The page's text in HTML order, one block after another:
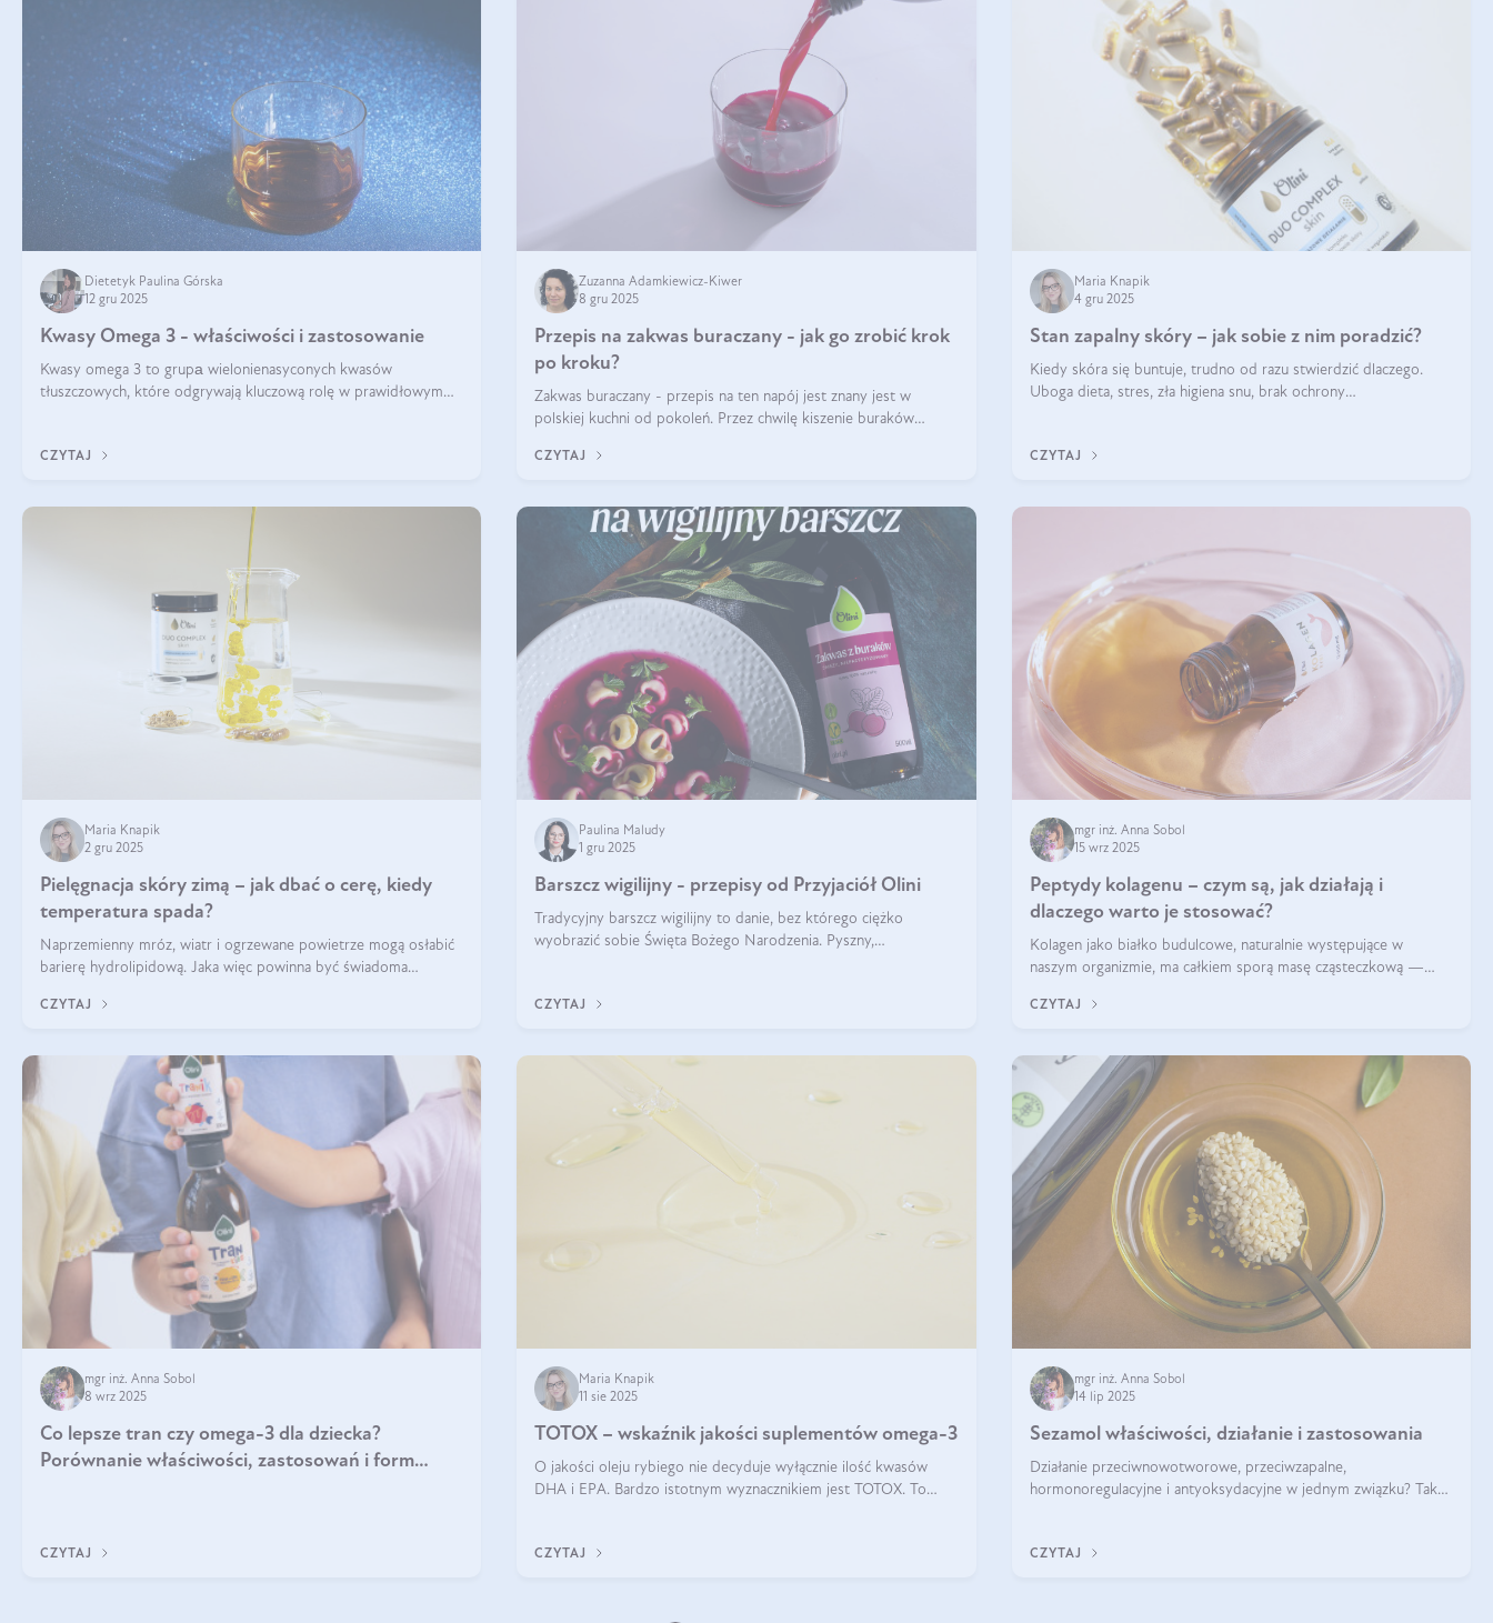
Dietetyk Paulina Górska
12 gru 2025
Kwasy Omega 3 - właściwości i zastosowanie
Kwasy omega 3 to grupа wielonienasyconych kwasów
tłuszczowych, które odgrywają kluczową rolę w prawidłowym
CZYTAJ
Zuzanna Adamkiewicz-Kiwer
8 gru 2025
Przepis na zakwas buraczany - jak go zrobić krok
po kroku?
Zakwas buraczany - przepis na ten napój jest znany jest w
polskiej kuchni od pokoleń. Przez chwilę kiszenie buraków
na fali popularności na
CZYTAJ
Maria Knapik
4 gru 2025
Stan zapalny skóry – jak sobie z nim poradzić?
Kiedy skóra się buntuje, trudno od razu stwierdzić dlaczego.
Uboga dieta, stres, zła higiena snu, brak ochrony
CZYTAJ
Maria Knapik
2 gru 2025
Pielęgnacja skóry zimą – jak dbać o cerę, kiedy
temperatura spada?
Naprzemienny mróz, wiatr i ogrzewane powietrze mogą osłabić
barierę hydrolipidową. Jaka więc powinna być świadoma
CZYTAJ
Paulina Maludy
1 gru 2025
Barszcz wigilijny - przepisy od Przyjaciół Olini
Tradycyjny barszcz wigilijny to danie, bez którego ciężko
wyobrazić sobie Święta Bożego Narodzenia. Pyszny,
CZYTAJ
mgr inż. Anna Sobol
15 wrz 2025
Peptydy kolagenu – czym są, jak działają i
dlaczego warto je stosować?
Kolagen jako białko budulcowe, naturalnie występujące w
naszym organizmie, ma całkiem sporą masę cząsteczkową —
formie, byłby trudno strawialny. Aby był lepiej przyswajalny i
CZYTAJ
mgr inż. Anna Sobol
8 wrz 2025
Co lepsze tran czy omega-3 dla dziecka?
Porównanie właściwości, zastosowań i form
CZYTAJ
Maria Knapik
11 sie 2025
TOTOX – wskaźnik jakości suplementów omega-3
O jakości oleju rybiego nie decyduje wyłącznie ilość kwasów
DHA i EPA. Bardzo istotnym wyznacznikiem jest TOTOX. To
CZYTAJ
mgr inż. Anna Sobol
14 lip 2025
Sezamol właściwości, działanie i zastosowania
Działanie przeciwnowotworowe, przeciwzapalne,
hormonoregulacyjne i antyoksydacyjne w jednym związku? Tak
swojej diety — być może to pierwsza ok
CZYTAJ